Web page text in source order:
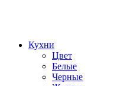
Кухни
Цвет
Белые
Черные